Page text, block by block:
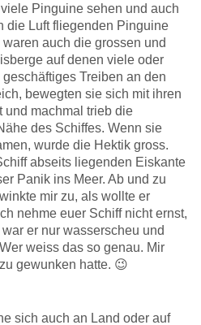
Pinguine sehen und auch
die Luft fliegenden Pinguine
auch die grossen und
auf denen viele oder
Treiben an den
bewegten sie sich mit ihren
und machmal trieb die
des Schiffes. Wenn sie
wurde die Hektik gross.
abseits liegenden Eiskante
Panik ins Meer. Ab und zu
mir zu, als wollte er
nehme euer Schiff nicht ernst,
er nur wasserscheu und
weiss das so genau. Mir
gewunken hatte. 😉
sich auch an Land oder auf